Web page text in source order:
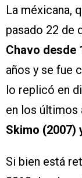
La méxicana,
pasado 22 de
Chavo desde
años y se fue
lo replicó en
en los últimos
Skimo (2007)
Si bien está